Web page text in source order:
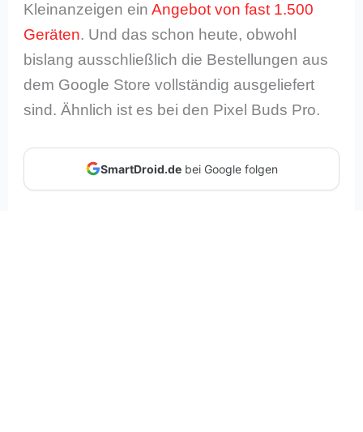
Kleinanzeigen einAngebot von fast 1.500
Geräten. Und das schon heute, obwohl
bislang ausschließlich die Bestellungen aus
dem Google Store vollständig ausgeliefert
sind. Ähnlich ist es bei den Pixel Buds Pro.
SmartDroid.debei Google folgen